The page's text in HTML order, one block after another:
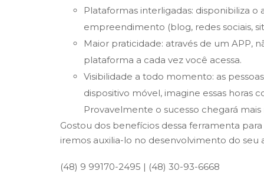
Plataformas interligadas: disponibiliza o
empreendimento (blog, redes sociais,
Maior praticidade: através de um APP,
plataforma a cada vez você acessa.
Visibilidade a todo momento: as
dispositivo móvel, imagine essas horas
Provavelmente o sucesso chegará
Gostou dos benefícios dessa ferramenta
iremos auxilia-lo no desenvolvimento do seu
(48) 9 99170-2495 | (48) 30-93-6668